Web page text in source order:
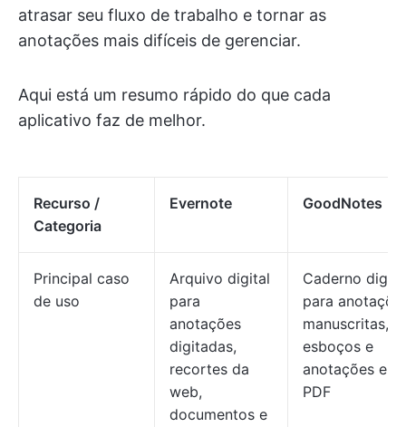
atrasar seu fluxo de trabalho e tornar as
anotações mais difíceis de gerenciar.
Aqui está um resumo rápido do que cada
aplicativo faz de melhor.
Recurso /
Categoria
Evernote GoodNotes
Principal caso
de uso
Arquivo digital
para
anotações
digitadas,
recortes da
web,
documentos e
Caderno
para
manuscritas,
esboços e
anotações em
PDF